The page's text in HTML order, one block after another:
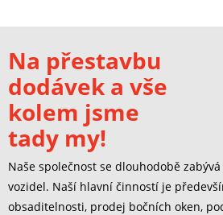
Na přestavbu
dodávek a vše
kolem jsme
tady my!
Naše společnost se dlouhodobě
vozidel. Naší hlavní činností je
obsaditelnosti, prodej bočních oken,